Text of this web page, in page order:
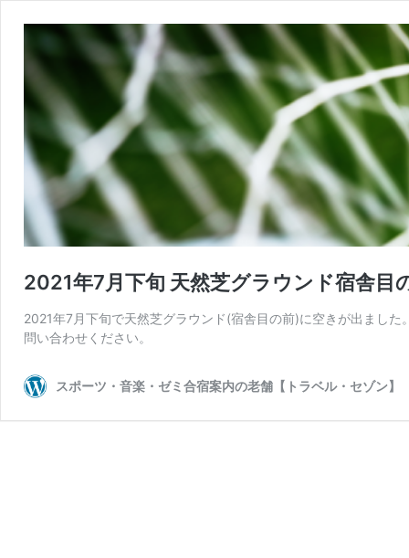
2021年7月下旬 天然芝グラウンド宿舎目
2021年7月下旬で天然芝グラウンド(宿舎目の前)に空きが出まし
問い合わせください。
スポーツ・音楽・ゼミ合宿案内の老舗【トラベル・セゾン】